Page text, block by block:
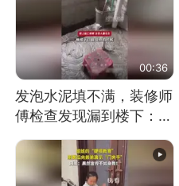
00:36
发泡水泥填不满，装修师
傅检查发现漏到楼下：出
风口未延伸到外墙